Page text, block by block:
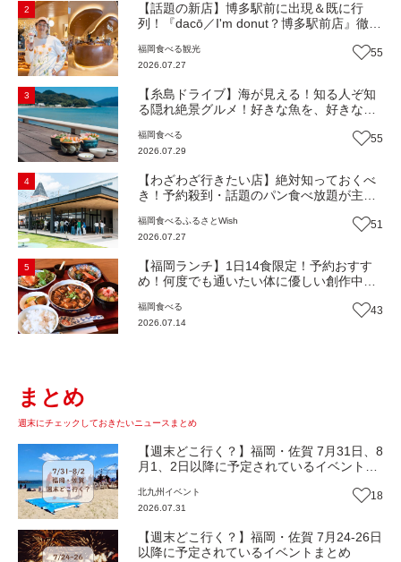
2
【話題の新店】博多駅前に出現＆既に行
列！『dacō／I'm donut？博多駅前店』徹底
しみ方＆イチオシメニューも紹介！（福岡
市博多区）【まち歩き】
福岡食べる観光
2026.07.27
55
3
【糸島ドライブ】海が見える！知る人ぞ知
る隠れ絶景グルメ！好きな魚を、好きなだ
堂』（福岡市西区）【まち歩き】
福岡食べる
2026.07.29
55
4
【わざわざ行きたい店】絶対知っておくべ
き！予約殺到・話題のパン食べ放題が主
『bound garden』（福岡・新宮町）【まち
歩き】
福岡食べるふるさとWish
2026.07.27
51
5
【福岡ランチ】1日14食限定！予約おすす
め！何度でも通いたい体に優しい創作中華
【まち歩き】
福岡食べる
2026.07.14
43
まとめ
週末にチェックしておきたいニュースまとめ
【週末どこ行く？】福岡・佐賀 7月31日、8
月1、2日以降に予定されているイベントま
北九州 イベント
2026.07.31
18
【週末どこ行く？】福岡・佐賀 7月24-26日
以降に予定されているイベントまとめ